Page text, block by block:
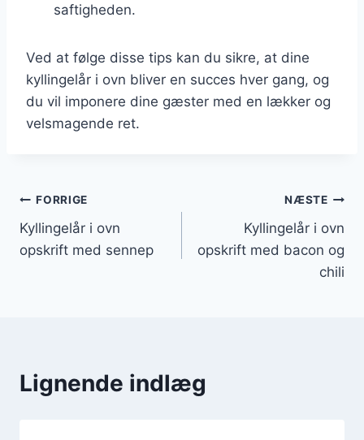
saftigheden.
Ved at følge disse tips kan du sikre, at dine
kyllingelår i ovn bliver en succes hver gang, og
du vil imponere dine gæster med en lækker og
velsmagende ret.
Indlægsnavigation
FORRIGE
Kyllingelår i ovn
opskrift med sennep
NÆSTE
Kyllingelår i ovn
opskrift med bacon og
chili
Lignende indlæg